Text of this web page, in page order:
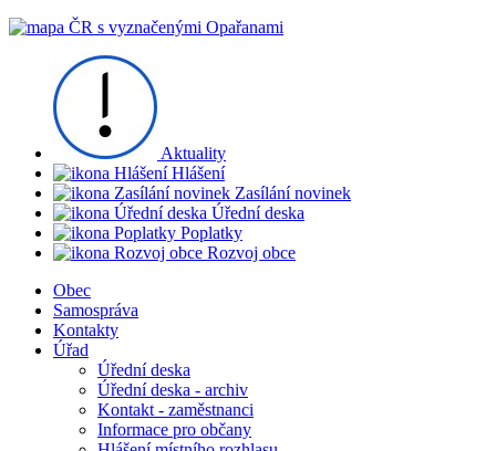
Aktuality
Hlášení
Zasílání novinek
Úřední deska
Poplatky
Rozvoj obce
Obec
Samospráva
Kontakty
Úřad
Úřední deska
Úřední deska - archiv
Kontakt - zaměstnanci
Informace pro občany